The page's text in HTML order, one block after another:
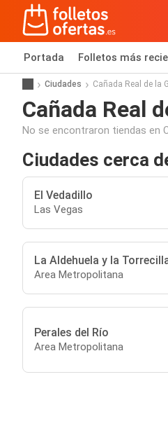
Portada Folletos más
Ciudades Cañada Real de la
Cañada Real
No se encontraron tiendas en
Ciudades cerca
El Vedadillo
Las Vegas
La Aldehuela y la
Area Metropolitana
Perales del Río
Area Metropolitana